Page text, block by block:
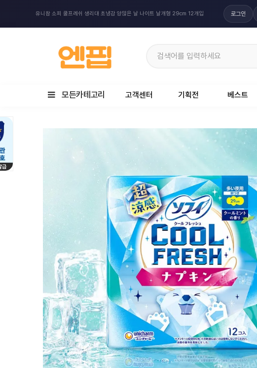
유니참 소피 쿨프레쉬 생리대 초냉감 양많은 날 나이트 날개형 29cm 12개입 로그인
모든카테고리 고객센터 기획전 베스트